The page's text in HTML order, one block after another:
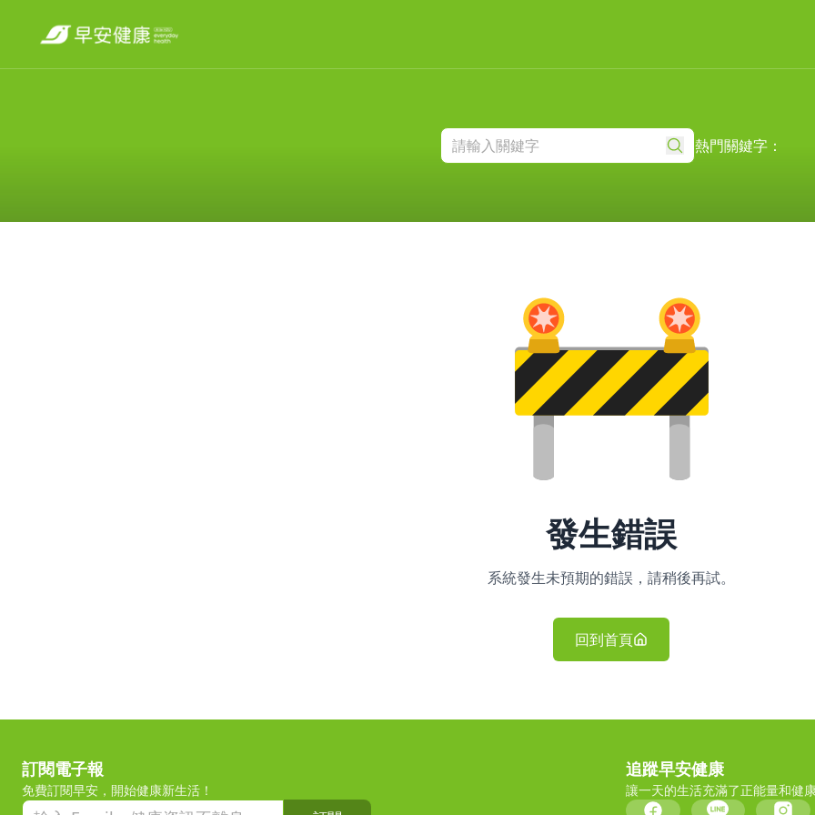
熱門關鍵字：
發生錯誤
系統發生未預期的錯誤，請稍後再試。
回到首頁
訂閱電子報
免費訂閱早安，開始健康新生活！
追蹤早安健康
讓一天的生活充滿了正能量和健